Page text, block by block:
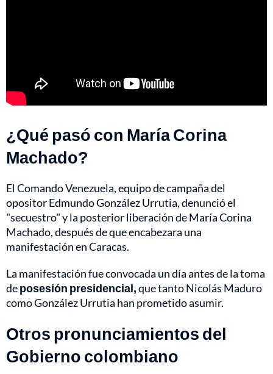
¿Qué pasó con María Corina
Machado?
El Comando Venezuela, equipo de campaña del
opositor Edmundo González Urrutia, denunció el
"secuestro" y la posterior liberación de María Corina
Machado, después de que encabezara una
manifestación en Caracas.
La manifestación fue convocada un día antes de la toma
deposesión presidencial,que tanto Nicolás Maduro
como González Urrutia han prometido asumir.
Otros pronunciamientos del
Gobierno colombiano